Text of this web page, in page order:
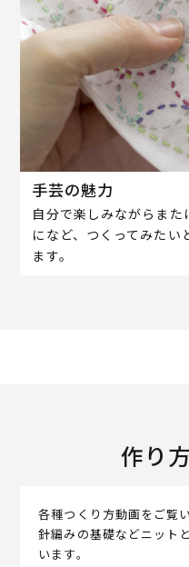
手芸の魅力
自分で楽しみながらま
になど、つくってみたい
ます。
作り
各種つくり方動画をご覧
針編みの基礎などニット
います。